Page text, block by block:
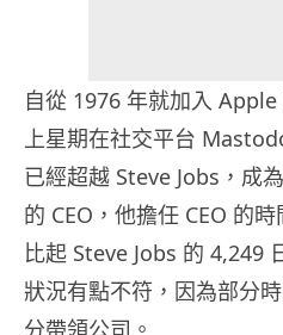
自從 1976 年就加入
上星期在社交平台
已經超越 Steve Jobs，成
的 CEO，他擔任 CEO 的
比起 Steve Jobs 的 4,249
狀況有點不符，因為部分